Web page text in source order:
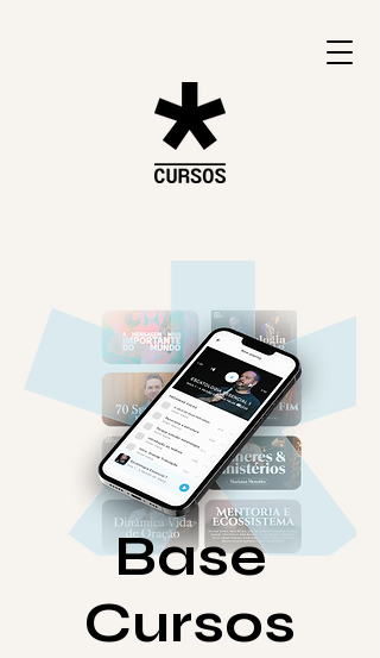
Base
Cursos